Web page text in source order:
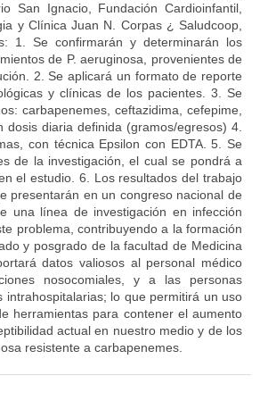
San Ignacio, Fundación Cardioinfantil,
y Clínica Juan N. Corpas ¿ Saludcoop,
1. Se confirmarán y determinarán los
de P. aeruginosa, provenientes de
2. Se aplicará un formato de reporte
y clínicas de los pacientes. 3. Se
carbapenemes, ceftazidima, cefepime,
diaria definida (gramos/egresos) 4.
con técnica Epsilon con EDTA. 5. Se
de la investigación, el cual se pondrá a
el estudio. 6. Los resultados del trabajo
presentarán en un congreso nacional de
una línea de investigación en infección
problema, contribuyendo a la formación
y posgrado de la facultad de Medicina
datos valiosos al personal médico
nosocomiales, y a las personas
lo que permitirá un uso
herramientas para contener el aumento
actual en nuestro medio y de los
resistente a carbapenemes.